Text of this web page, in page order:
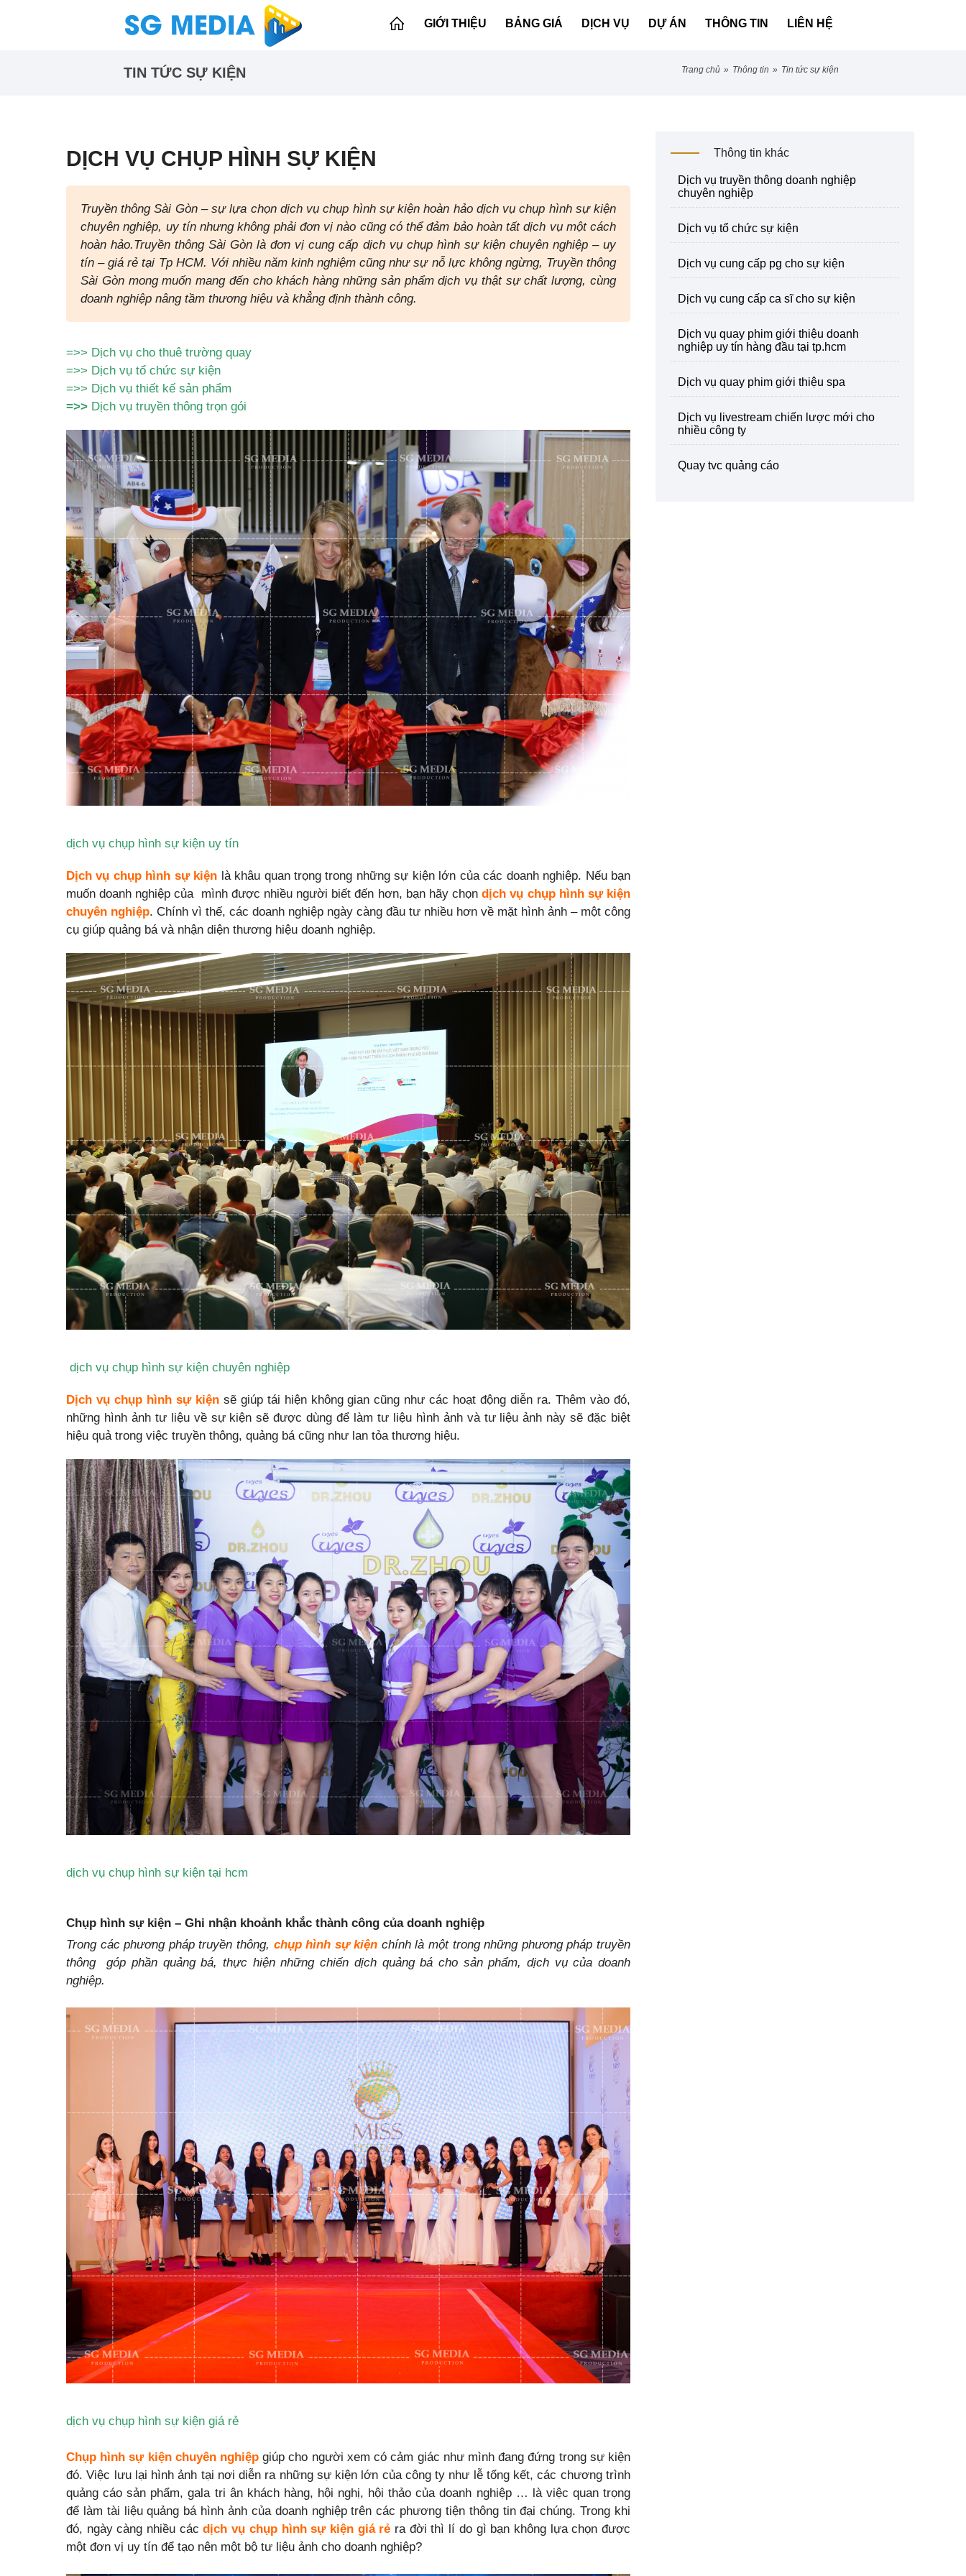
GIỚI THIỆU BẢNG GIÁ DỊCH VỤ DỰ ÁN THÔNG TIN LIÊN HỆ
TIN TỨC SỰ KIỆN trang chủ » thông tin » tin tức sự kiện
DỊCH VỤ CHỤP HÌNH SỰ KIỆN
Truyền thông Sài Gòn – sự lựa chọn dịch vụ chụp hình sự kiện hoàn hảo dịch vụ chụp hình sự kiện
chuyên nghiệp, uy tín nhưng không phải đơn vị nào cũng có thể đảm bảo hoàn tất dịch vụ một cách
hoàn hảo.Truyền thông Sài Gòn là đơn vị cung cấp dịch vụ chụp hình sự kiện chuyên nghiệp – uy
tín – giá rẻ tại Tp HCM. Với nhiều năm kinh nghiệm cũng như sự nỗ lực không ngừng, Truyền thông
Sài Gòn mong muốn mang đến cho khách hàng những sản phẩm dịch vụ thật sự chất lượng, cùng
doanh nghiệp nâng tầm thương hiệu và khẳng định thành công.
=>> Dịch vụ cho thuê trường quay
=>> Dịch vụ tổ chức sự kiện
=>> Dịch vụ thiết kế sản phẩm
=>> Dịch vụ truyền thông trọn gói
dịch vụ chụp hình sự kiện uy tín
Dịch vụ chụp hình sự kiện là khâu quan trọng trong những sự kiện lớn của các doanh nghiệp. Nếu bạn
muốn doanh nghiệp của mình được nhiều người biết đến hơn, bạn hãy chọndịch vụ chụp hình sự kiện
chuyên nghiệp. Chính vì thế, các doanh nghiệp ngày càng đầu tư nhiều hơn về mặt hình ảnh – một công
cụ giúp quảng bá và nhận diện thương hiệu doanh nghiệp.
dịch vụ chụp hình sự kiện chuyên nghiệp
Dịch vụ chụp hình sự kiệnsẽ giúp tái hiện không gian cũng như các hoạt động diễn ra. Thêm vào đó,
những hình ảnh tư liệu về sự kiện sẽ được dùng để làm tư liệu hình ảnh và tư liệu ảnh này sẽ đặc biệt
hiệu quả trong việc truyền thông, quảng bá cũng như lan tỏa thương hiệu.
dịch vụ chụp hình sự kiện tại hcm
Chụp hình sự kiện – Ghi nhận khoảnh khắc thành công của doanh nghiệp
Trong các phương pháp truyền thông, chụp hình sự kiện chính là một trong những phương pháp truyền
thông góp phần quảng bá, thực hiện những chiến dịch quảng bá cho sản phẩm, dịch vụ của doanh
nghiệp.
dịch vụ chụp hình sự kiện giá rẻ
Chụp hình sự kiện chuyên nghiệp giúp cho người xem có cảm giác như mình đang đứng trong sự kiện
đó. Việc lưu lại hình ảnh tại nơi diễn ra những sự kiện lớn của công ty như lễ tổng kết, các chương trình
quảng cáo sản phẩm, gala tri ân khách hàng, hội nghị, hội thảo của doanh nghiệp … là việc quan trọng
để làm tài liệu quảng bá hình ảnh của doanh nghiệp trên các phương tiện thông tin đại chúng. Trong khi
đó, ngày càng nhiều cácdịch vụ chụp hình sự kiện giá rẻ ra đời thì lí do gì bạn không lựa chọn được
một đơn vị uy tín để tạo nên một bộ tư liệu ảnh cho doanh nghiệp?
Thông tin khác
dịch vụ truyền thông doanh nghiệp
chuyên nghiệp
dịch vụ tổ chức sự kiện
dịch vụ cung cấp pg cho sự kiện
dịch vụ cung cấp ca sĩ cho sự kiện
dịch vụ quay phim giới thiệu doanh
nghiệp uy tín hàng đầu tại tp.hcm
dịch vụ quay phim giới thiệu spa
dịch vụ livestream chiến lược mới cho
nhiều công ty
quay tvc quảng cáo